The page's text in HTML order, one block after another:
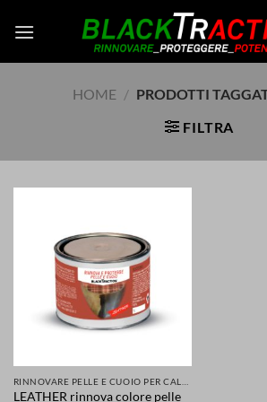
HOME / PRODOTTI
FILTRA
LEATHER rinnova colore pelle